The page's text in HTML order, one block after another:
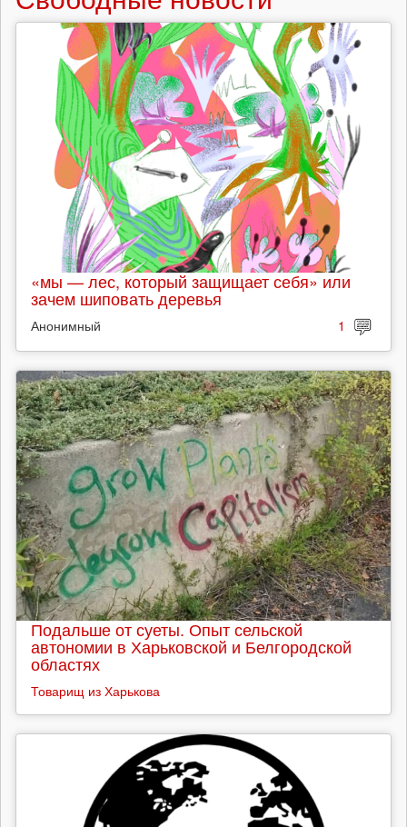
«мы — лес, который защищает себя» или
зачем шиповать деревья
Анонимный 1
Подальше от суеты. Опыт сельской
автономии в Харьковской и Белгородской
областях
Товарищ из Харькова